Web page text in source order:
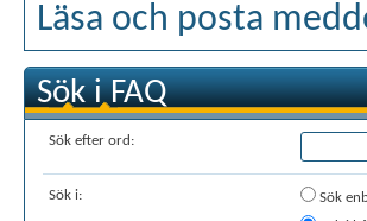
Läsa och posta
Sök i FAQ
Sök efter ord:
Sök i:
Sök